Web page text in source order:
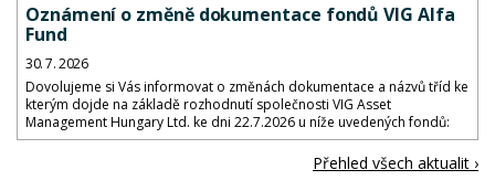
Oznámení o změně dokumentace fondů VIG Alfa
Fund
30. 7. 2026
Dovolujeme si Vás informovat o změnách dokumentace a názvů tříd ke
kterým dojde na základě rozhodnutí společnosti VIG Asset
Management Hungary Ltd. ke dni 22.7.2026 u níže uvedených fondů:
Přehled všech aktualit ›